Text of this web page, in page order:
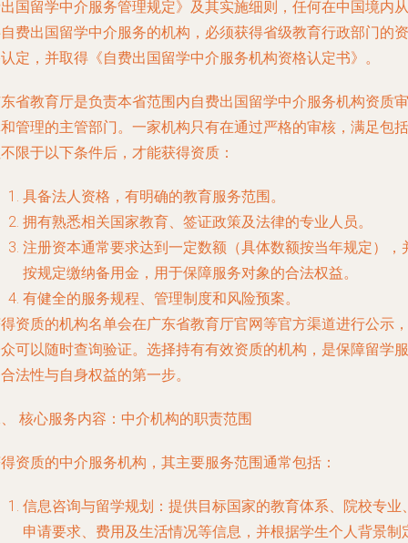
国留学中介服务管理规定》及其实施细则，任何在中国境内从
费出国留学中介服务的机构，必须获得省级教育行政部门的资
定，并取得《自费出国留学中介服务机构资格认定书》。
省教育厅是负责本省范围内自费出国留学中介服务机构资质审
管理的主管部门。一家机构只有在通过严格的审核，满足包括
限于以下条件后，才能获得资质：
具备法人资格，有明确的教育服务范围。
拥有熟悉相关国家教育、签证政策及法律的专业人员。
注册资本通常要求达到一定数额（具体数额按当年规定），
按规定缴纳备用金，用于保障服务对象的合法权益。
有健全的服务规程、管理制度和风险预案。
资质的机构名单会在广东省教育厅官网等官方渠道进行公示，
可以随时查询验证。选择持有有效资质的机构，是保障留学服
法性与自身权益的第一步。
核心服务内容：中介机构的职责范围
资质的中介服务机构，其主要服务范围通常包括：
信息咨询与留学规划 ：提供目标国家的教育体系、院校专业
申请要求、费用及生活情况等信息，并根据学生个人背景制